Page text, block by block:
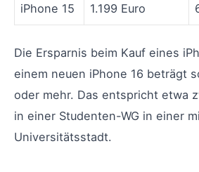
iPhone 15 1.199 Euro
Die Ersparnis beim Kauf eines
einem neuen iPhone 16 beträgt
oder mehr. Das entspricht etwa
in einer Studenten-WG in einer
Universitätsstadt.